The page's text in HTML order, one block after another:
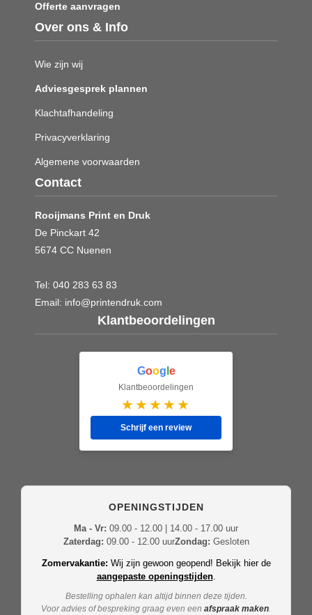
Offerte aanvragen
Over ons & Info
Wie zijn wij
Adviesgesprek plannen
Klachtafhandeling
Privacyverklaring
Algemene voorwaarden
Contact
Rooijmans Print en Druk
De Pinckart 42
5674 CC Nuenen
Tel: 040 283 63 83
Email: info@printendruk.com
Klantbeoordelingen
Goog e
Klantbeoordelingen
★★★★★
Schrijf een review
OPENINGSTIJDEN
Ma - Vr: 09.00 - 12.00 | 14.00 - 17.00 uur
Zaterdag: 09.00 - 12.00 uurZondag: Gesloten
Zomervakantie: Wij zijn gewoon geopend! Bekijk hier de
aangepaste openingstijden.
Bestelling ophalen kan altijd binnen deze tijden.
Voor advies of bespreking graag even een afspraak maken.